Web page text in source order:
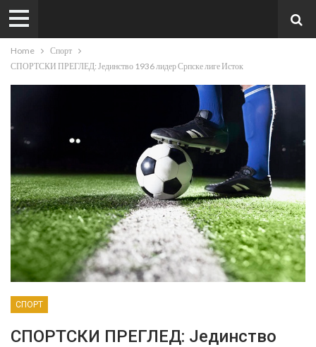
Home
Спорт
СПОРТСКИ ПРЕГЛЕД: Јединство 1936 лидер Српске лиге Исток
СПОРТ
СПОРТСКИ ПРЕГЛЕД: Јединство